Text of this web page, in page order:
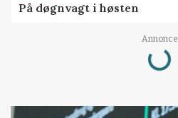
På døgnvagt i høsten
Annonce
Loading...